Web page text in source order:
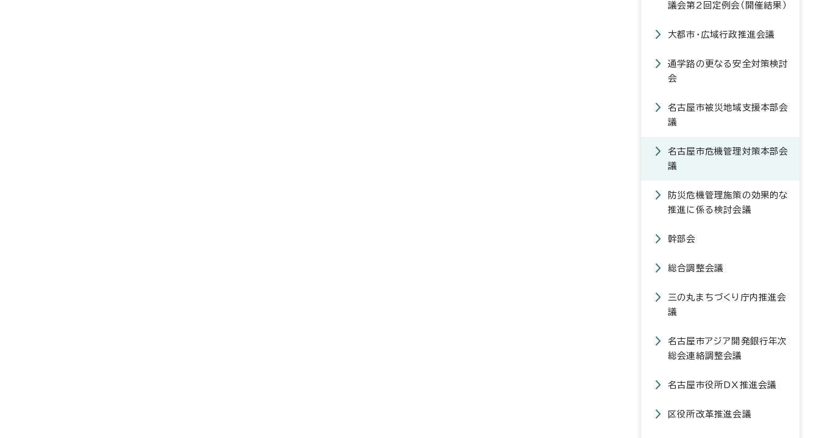
議会第2回定例会（開催結果）
大都市・広域行政推進会議
通学路の更なる安全対策検討
会
名古屋市被災地域支援本部会
議
名古屋市危機管理対策本部会
議
防災危機管理施策の効果的な
推進に係る検討会議
幹部会
総合調整会議
三の丸まちづくり庁内推進会
議
名古屋市アジア開発銀行年次
総会連絡調整会議
名古屋市役所DX推進会議
区役所改革推進会議